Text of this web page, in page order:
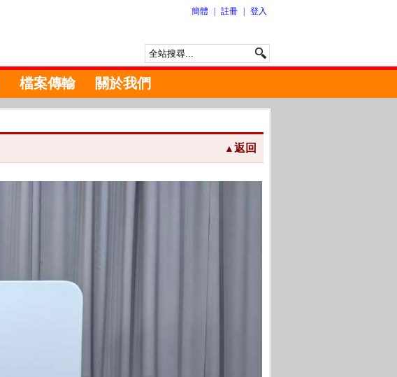
簡體 註冊 登入
檔案傳輸 關於我們
▲返回